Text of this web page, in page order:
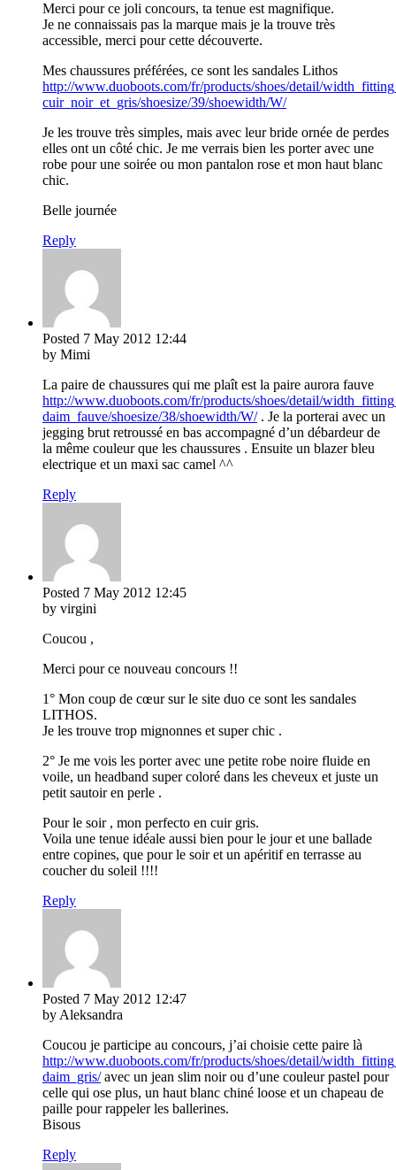
Merci pour ce joli concours, ta tenue est magnifique.
Je ne connaissais pas la marque mais je la trouve très
accessible, merci pour cette découverte.
Mes chaussures préférées, ce sont les sandales Lithos
http://www.duoboots.com/fr/products/shoes/detail/
cuir_noir_et_gris/shoesize/39/shoewidth/W/
Je les trouve très simples, mais avec leur bride ornée de perdes
elles ont un côté chic. Je me verrais bien les porter avec une
robe pour une soirée ou mon pantalon rose et mon haut blanc
chic.
Belle journée
Reply
Posted 7 May 2012 12:44
by Mimi
La paire de chaussures qui me plaît est la paire aurora fauve
http://www.duoboots.com/fr/products/shoes/detail/
daim_fauve/shoesize/38/shoewidth/W/. Je la porterai avec un
jegging brut retroussé en bas accompagné d’un débardeur de
la même couleur que les chaussures . Ensuite un blazer bleu
electrique et un maxi sac camel ^^
Reply
Posted 7 May 2012 12:45
by virgini
Coucou ,
Merci pour ce nouveau concours !!
1° Mon coup de cœur sur le site duo ce sont les sandales
LITHOS.
Je les trouve trop mignonnes et super chic .
2° Je me vois les porter avec une petite robe noire fluide en
voile, un headband super coloré dans les cheveux et juste un
petit sautoir en perle .
Pour le soir , mon perfecto en cuir gris.
Voila une tenue idéale aussi bien pour le jour et une ballade
entre copines, que pour le soir et un apéritif en terrasse au
coucher du soleil !!!!
Reply
Posted 7 May 2012 12:47
by Aleksandra
Coucou je participe au concours, j’ai choisie cette paire là
http://www.duoboots.com/fr/products/shoes/detail/
daim_gris/avec un jean slim noir ou d’une couleur pastel pour
celle qui ose plus, un haut blanc chiné loose et un chapeau de
paille pour rappeler les ballerines.
Bisous
Reply